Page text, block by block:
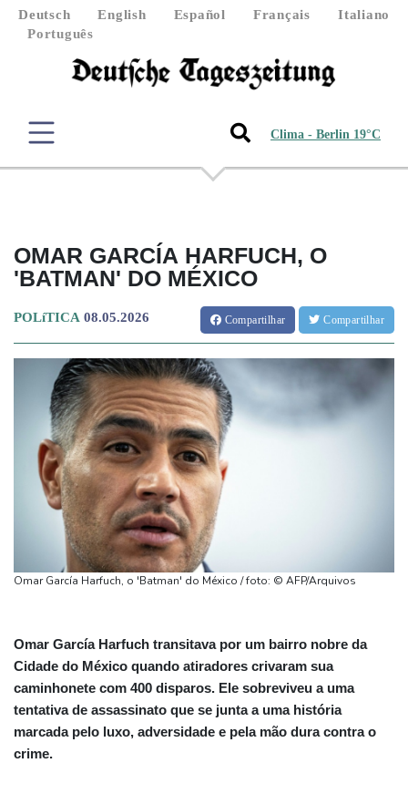
Deutsch English Español Français
Italiano
Português
Clima - Berlin 19°C
OMAR GARCÍA HARFUCH, O
'BATMAN' DO MÉXICO
POLíTICA 08.05.2026 Compartilhar Compartilhar
Omar García Harfuch, o 'Batman' do México / foto: © AFP/Arquivos
Omar García Harfuch transitava por um bairro nobre da
Cidade do México quando atiradores crivaram sua
caminhonete com 400 disparos. Ele sobreviveu a uma
tentativa de assassinato que se junta a uma história
marcada pelo luxo, adversidade e pela mão dura contra o
crime.